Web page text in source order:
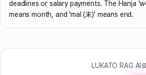
deadlines or salary payments. The Hanja
means month, and 'mal (末)' means end.
LUKATO RAG AI